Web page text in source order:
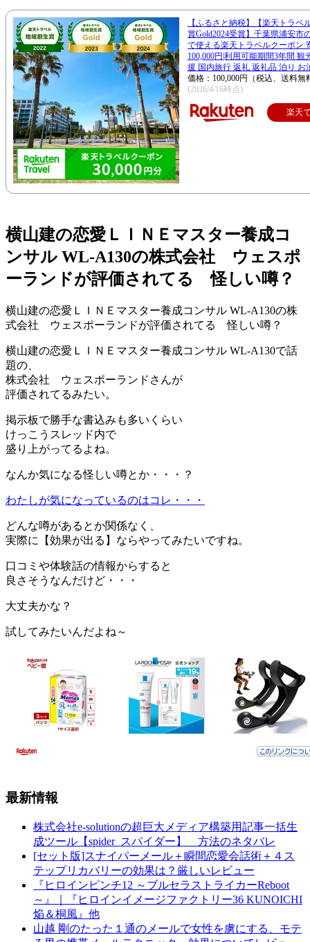
【ふるさと納税】【楽天トラベ
賞Gold2024受賞】千葉県浦安市
で使える楽天トラベルクーポン
100,000円|利用可能期間3年間 観
援 国内旅行 返礼 返礼品 泊り お
価格：100,000円（税込、送料無
(2026/4/16時点)
楽天
横山建の恋愛ＬＩＮＥマスター養成コ
ンサル WL-A130の株式会社 ウェスポ
ーランドが評価されてる 怪しい噂？
横山建の恋愛ＬＩＮＥマスター養成コンサル WL-A130の株
式会社 ウェスポーランドが評価されてる 怪しい噂？
横山建の恋愛ＬＩＮＥマスター養成コンサル WL-A130で話
題の、
株式会社 ウェスポーランドさんが
評価されてるみたい。
掲示板で勝手な書込みも多いくらい
けっこうスレッド内で
盛り上がってるよね。
なんか気になる怪しい噂とか・・・？
わたしが気になっているのはコレ・・・
どんな噂があるとか関係なく、
実際に【効果が出る】ならやってみたいですね。
口コミや体験話の情報からすると
良さそうなんだけど・・・
大丈夫かな？
試してみたいんだよね～
最新情報
株式会社e-solutionの超巨大メディア構築用記事一括生
成ツール【spider_スパイダー】 方法のネタバレ
[セット版]スナイパーメール＋瞬間恋愛会話術＋４ス
テップリカバリーの効果は？厳しいレビュー
『ヒロインピンチ12 ～ブルセラストライカーReboot
～』｜『ヒロインイメージファクトリー36 KUNOICHI
焔＆桐風』他
山越 剛のたった１通のメールで女性を虜にする、モテ